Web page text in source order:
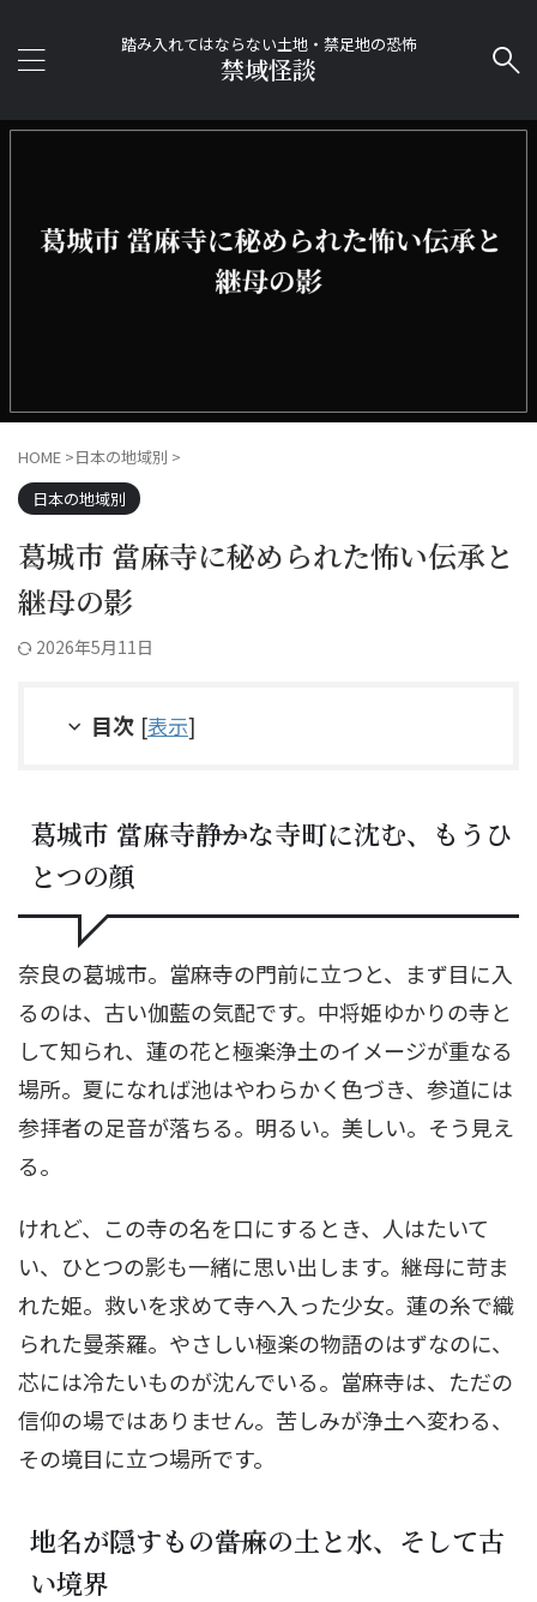
踏み入れてはならない土地・禁足地の恐怖
禁域怪談
HOME >日本の地域別 >
日本の地域別
葛城市 當麻寺に秘められた怖い伝承と
継母の影
2026年5月11日
目次 [表示]
葛城市 當麻寺――静かな寺町に沈む、もうひ
とつの顔
奈良の葛城市。當麻寺の門前に立つと、まず目に入
るのは、古い伽藍の気配です。中将姫ゆかりの寺と
して知られ、蓮の花と極楽浄土のイメージが重なる
場所。夏になれば池はやわらかく色づき、参道には
参拝者の足音が落ちる。明るい。美しい。そう見え
る。
けれど、この寺の名を口にするとき、人はたいて
い、ひとつの影も一緒に思い出します。継母に苛ま
れた姫。救いを求めて寺へ入った少女。蓮の糸で織
られた曼荼羅。やさしい極楽の物語のはずなのに、
芯には冷たいものが沈んでいる。當麻寺は、ただの
信仰の場ではありません。苦しみが浄土へ変わる、
その境目に立つ場所です。
地名が隠すもの――當麻の土と水、そして古
い境界